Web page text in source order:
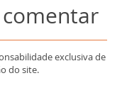
exclusiva de
do site.